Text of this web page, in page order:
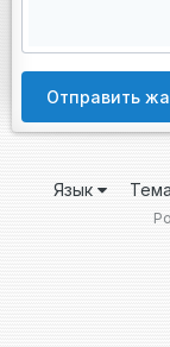
Отправить
Язык Тема